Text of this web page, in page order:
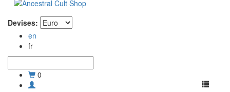
Devises:
en
fr
0
Toggle